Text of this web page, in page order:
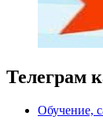
Телеграм
Обучение,